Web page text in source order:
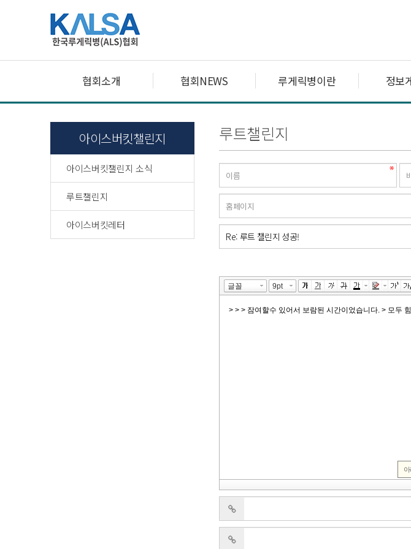
협회소개 협회NEWS 루게릭병이란 정보
아이스버킷챌린지
아이스버킷챌린지 소식
루트챌린지
아이스버킷레터
루트챌린지